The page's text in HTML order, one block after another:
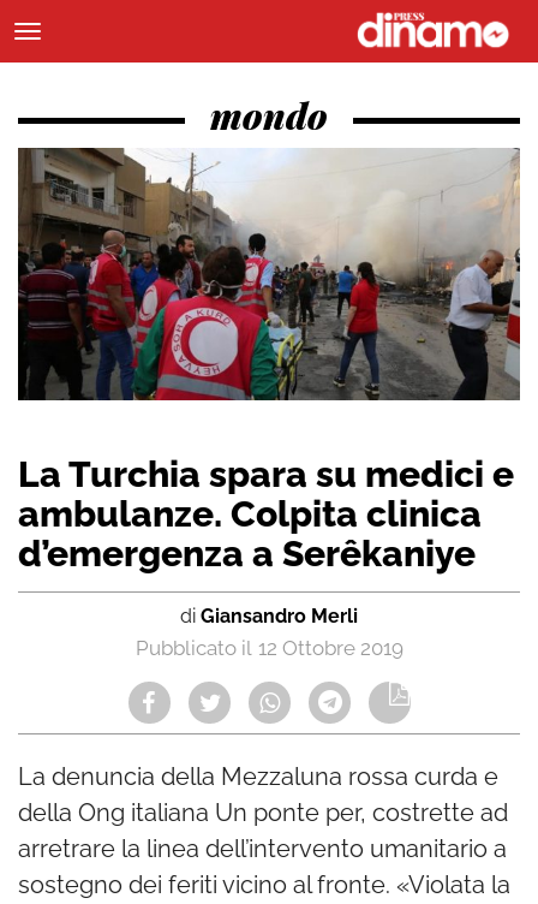
mondo
La Turchia spara su medici e
ambulanze. Colpita clinica
d’emergenza a Serêkaniye
di Giansandro Merli
12 Ottobre 2019
La denuncia della Mezzaluna rossa curda e
della Ong italiana Un ponte per, costrette ad
arretrare la linea dell’intervento umanitario a
sostegno dei feriti vicino al fronte. «Violata la